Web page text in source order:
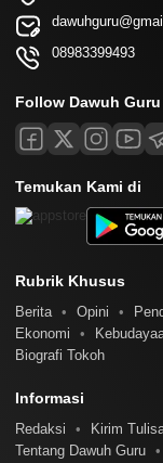
08983399493
Follow Dawuh Guru
Temukan Kami di
Rubrik Khusus
Berita Opini
Ekonomi
Biografi Tokoh
Informasi
Redaksi Kirim
Tentang Dawuh Guru